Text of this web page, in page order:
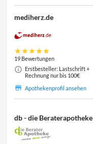
mediherz.de
19 Bewertungen
Erstbesteller: Lastschrift +
Rechnung nur bis 100€
Apothekenprofil ansehen
db - die Beraterapotheke